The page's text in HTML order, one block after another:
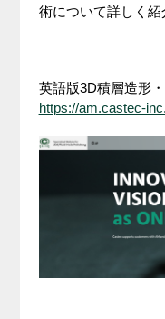
術について詳しく紹
英語版3D積層造形
https://am.castec-